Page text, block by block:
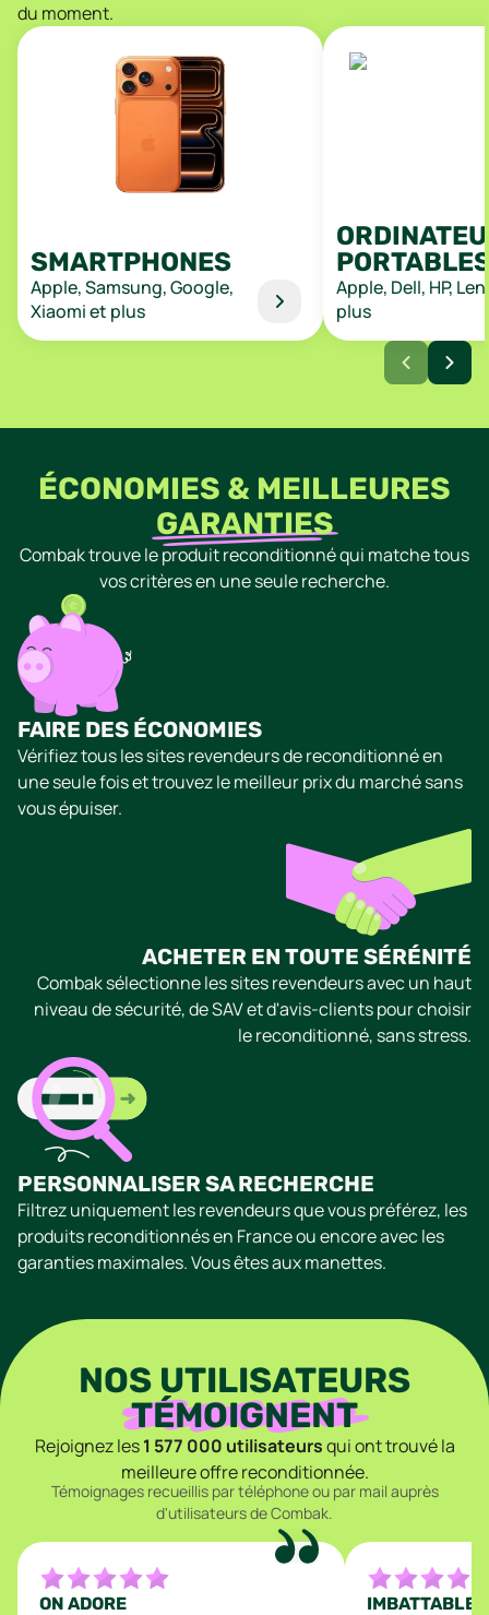
du moment.
SMARTPHONES
Apple, Samsung, Google,
Xiaomi et plus
Apple, Dell, HP,
plus
ÉCONOMIES & MEILLEURES
GARANTIES
Combak trouve le produit reconditionné qui matche tous
vos critères en une seule recherche.
FAIRE DES ÉCONOMIES
Vérifiez tous les sites revendeurs de reconditionné en
une seule fois et trouvez le meilleur prix du marché sans
vous épuiser.
ACHETER EN TOUTE SÉRÉNITÉ
Combak sélectionne les sites revendeurs avec un haut
niveau de sécurité, de SAV et d'avis-clients pour choisir
le reconditionné, sans stress.
PERSONNALISER SA RECHERCHE
Filtrez uniquement les revendeurs que vous préférez, les
produits reconditionnés en France ou encore avec les
garanties maximales. Vous êtes aux manettes.
NOS UTILISATEURS
TÉMOIGNENT
Rejoignez les1 577 000 utilisateursqui ont trouvé la
meilleure offre reconditionnée.
Témoignages recueillis par téléphone ou par mail auprès
d'utilisateurs de Combak.
ON ADORE IMBATTABLE